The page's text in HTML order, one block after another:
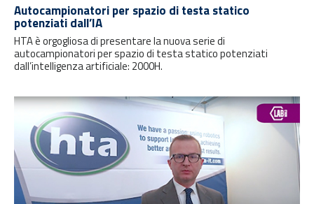
Autocampionatori per spazio di testa statico
potenziati dall’IA
HTA è orgogliosa di presentare la nuova serie di
autocampionatori per spazio di testa statico potenziati
dall’intelligenza artificiale: 2000H.